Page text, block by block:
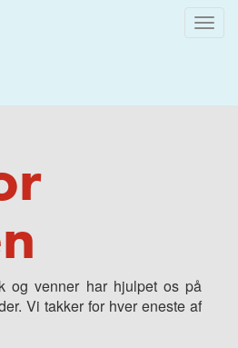
og venner har hjulpet os på
Vi takker for hver eneste af